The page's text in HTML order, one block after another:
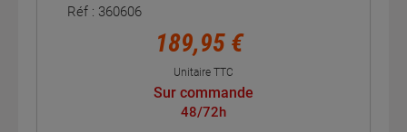
Réf : 360606
189,95 €
Unitaire TTC
Sur commande
48/72h